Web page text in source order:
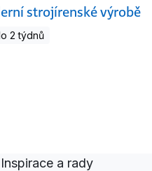
strojírenské výrobě
2 týdnů
Inspirace a rady